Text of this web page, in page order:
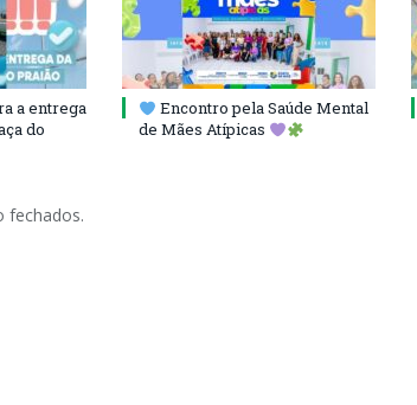
a entrega
do
Encontro pela Saúde Mental
de Mães Atípicas
fechados.